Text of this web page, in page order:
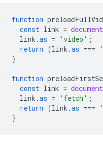
function
const link = document
link .as = 'video' ;
return (link .as ===
}
function
const link = document
link .as = 'fetch' ;
return (link .as ===
}